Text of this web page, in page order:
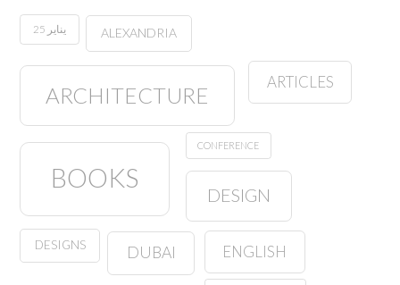
25 يناير ALEXANDRIA
ARCHITECTURE
ARTICLES
BOOKS
CONFERENCE
DESIGN
DESIGNS DUBAI ENGLISH